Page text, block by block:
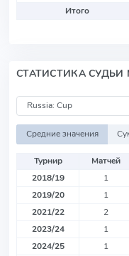
Итого
СТАТИСТИКА СУДЬИ
Средние значения
Турнир Матчей
2018/19
1
2019/20
1
2021/22
2
2023/24
1
2024/25
1